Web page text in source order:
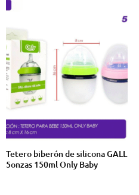
Tetero biberón de silicona GALL
5onzas 150ml Only Baby